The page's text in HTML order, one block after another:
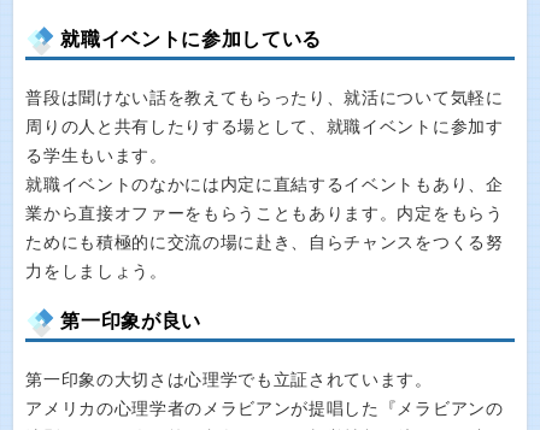
就職イベントに参加している
普段は聞けない話を教えてもらったり、就活について気軽に
周りの人と共有したりする場として、就職イベントに参加す
る学生もいます。
就職イベントのなかには内定に直結するイベントもあり、企
業から直接オファーをもらうこともあります。内定をもらう
ためにも積極的に交流の場に赴き、自らチャンスをつくる努
力をしましょう。
第一印象が良い
第一印象の大切さは心理学でも立証されています。
アメリカの心理学者のメラビアンが提唱した『メラビアンの